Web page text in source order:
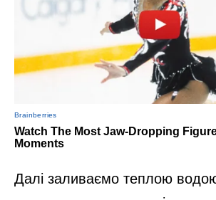
Далі заливаємо теплою